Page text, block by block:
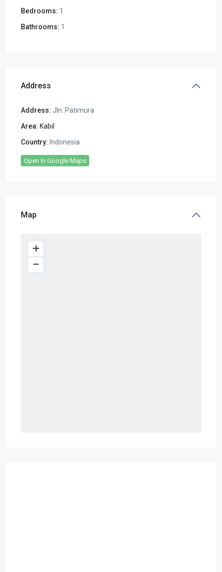
Bedrooms: 1
Bathrooms: 1
Address
Address: Jln. Patimura
Area: Kabil
Country: Indonesia
Open In Google Maps
Map